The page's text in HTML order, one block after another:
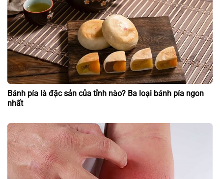
Bánh pía là đặc sản của tỉnh nào? Ba loại bánh pía ngon
nhất